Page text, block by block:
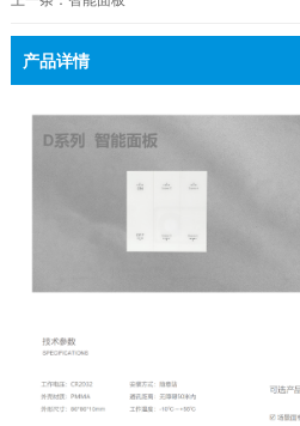
产品详情